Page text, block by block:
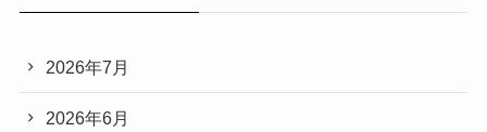
2026年7月
2026年6月